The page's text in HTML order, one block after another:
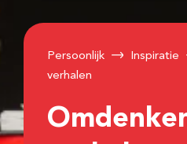
Persoonlijk Inspiratie
verhalen